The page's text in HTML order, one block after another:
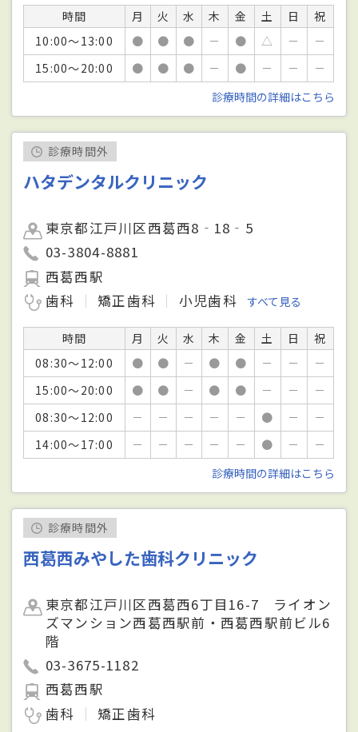
時間 月 火 水 木 金 土 日
祝
10:00～13:00
● ● ● － ● △ －
－
15:00～20:00
● ● ● － ● － －
－
診療時間の詳細はこちら
診療時間外
ハタデンタルクリニック
東京都江戸川区西葛西8‐18‐5
03-3804-8881
西葛西駅
歯科
矯正歯科 小児歯科 すべて見る
時間 月 火 水 木 金 土 日
祝
08:30～12:00
● ● － ● ● － －
－
15:00～20:00
● ● － ● ● － －
－
08:30～12:00
－ － － － － ● －
－
14:00～17:00
－ － － － － ● －
－
診療時間の詳細はこちら
診療時間外
西葛西みやした歯科クリニック
東京都江戸川区西葛西6丁目16-7 ライオン
ズマンション西葛西駅前・西葛西駅前ビル6
階
03-3675-1182
西葛西駅
歯科
矯正歯科